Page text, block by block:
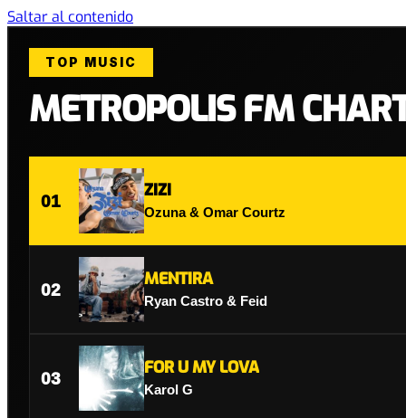
Saltar al contenido
TOP MUSIC
METROPOLIS FM
01 ZIZI
Ozuna & Omar Courtz
02 MENTIRA
Ryan Castro & Feid
03 FOR U MY LOVA
Karol G